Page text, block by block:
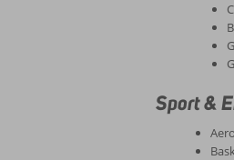
Sport &